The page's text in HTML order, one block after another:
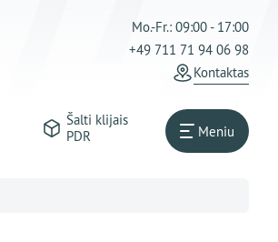
Mo.-Fr.: 09:00 - 17:00
+49 711 71 94 06 98
Kontaktas
Šalti klijais
PDR
Meniu